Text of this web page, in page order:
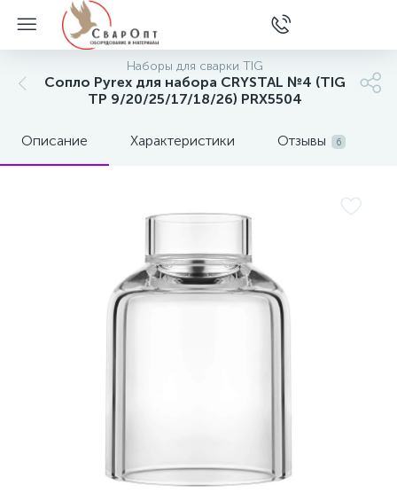
Наборы для сварки TIG
Сопло Pyrex для набора CRYSTAL №4 (TIG
TP 9/20/25/17/18/26) PRX5504
Описание Характеристики Отзывы 6